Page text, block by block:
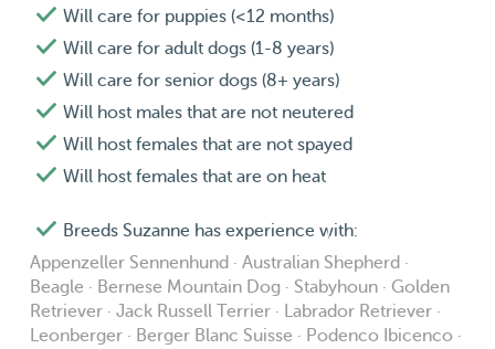
Will care for puppies (<12 months)
Will care for adult dogs (1-8 years)
Will care for senior dogs (8+ years)
Will host males that are not neutered
Will host females that are not spayed
Will host females that are on heat
Breeds Suzanne has experience with:
Appenzeller Sennenhund · Australian Shepherd ·
Beagle · Bernese Mountain Dog · Stabyhoun · Golden
Retriever · Jack Russell Terrier · Labrador Retriever ·
Leonberger · Berger Blanc Suisse · Podenco Ibicenco ·